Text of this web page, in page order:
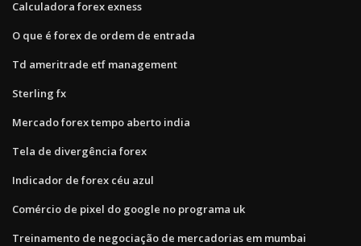
Calculadora forex exness
O que é forex de ordem de entrada
Td ameritrade etf management
Sterling fx
Mercado forex tempo aberto india
Tela de divergência forex
Indicador de forex céu azul
Comércio de pixel do google no programa uk
Treinamento de negociação de mercadorias em mumbai